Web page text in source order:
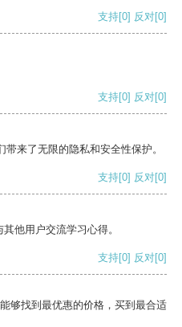
支持[0] 反对[0]
支持[0] 反对[0]
来了无限的隐私和安全性保护。
支持[0] 反对[0]
他用户交流学习心得。
支持[0] 反对[0]
够找到最优惠的价格，买到最合适